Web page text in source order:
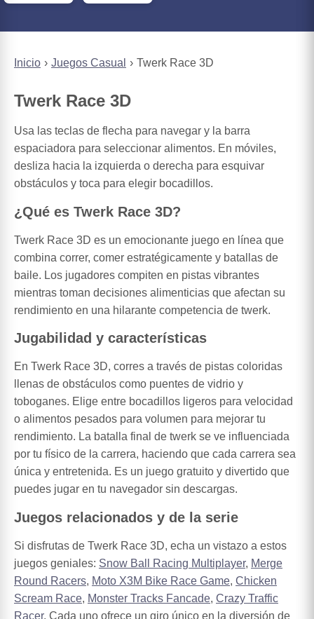
Inicio Juegos Casual Twerk Race 3D
Twerk Race 3D
Usa las teclas de flecha para navegar y la barra
espaciadora para seleccionar alimentos. En móviles,
desliza hacia la izquierda o derecha para esquivar
obstáculos y toca para elegir bocadillos.
¿Qué es Twerk Race 3D?
Twerk Race 3D es un emocionante juego en línea que
combina correr, comer estratégicamente y batallas de
baile. Los jugadores compiten en pistas vibrantes
mientras toman decisiones alimenticias que afectan su
rendimiento en una hilarante competencia de twerk.
Jugabilidad y características
En Twerk Race 3D, corres a través de pistas coloridas
llenas de obstáculos como puentes de vidrio y
toboganes. Elige entre bocadillos ligeros para velocidad
o alimentos pesados para volumen para mejorar tu
rendimiento. La batalla final de twerk se ve influenciada
por tu físico de la carrera, haciendo que cada carrera sea
única y entretenida. Es un juego gratuito y divertido que
puedes jugar en tu navegador sin descargas.
Juegos relacionados y de la serie
Si disfrutas de Twerk Race 3D, echa un vistazo a estos
juegos geniales: Snow Ball Racing Multiplayer, Merge
Round Racers, Moto X3M Bike Race Game, Chicken
Scream Race, Monster Tracks Fancade, Crazy Traffic
Racer. Cada uno ofrece un giro único en la diversión de